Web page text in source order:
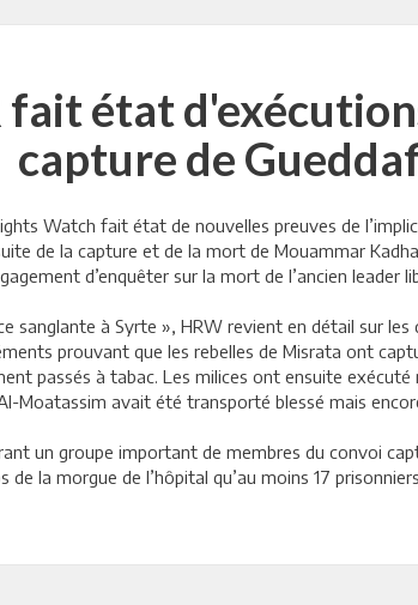
état
capture de
Watch fait état de nouvelles preuves de
de la capture et de la mort de Mouammar
d’enquêter sur la mort de l’ancien leader
sanglante à Syrte », HRW revient en détail sur
prouvant que les rebelles de Misrata ont
passés à tabac. Les milices ont ensuite
Moatassim avait été transporté blessé mais
un groupe important de membres du convoi
la morgue de l’hôpital qu’au moins 17